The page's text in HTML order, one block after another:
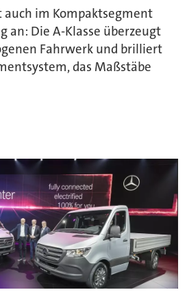
auch im Kompaktsegment
an: Die A-Klasse überzeugt
Fahrwerk und brilliert
das Maßstäbe